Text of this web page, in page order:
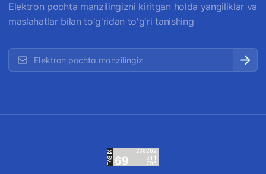
Elektron pochta manzilingizni kiritgan holda yangiliklar va
maslahatlar bilan to'g'ridan to'g'ri tanishing